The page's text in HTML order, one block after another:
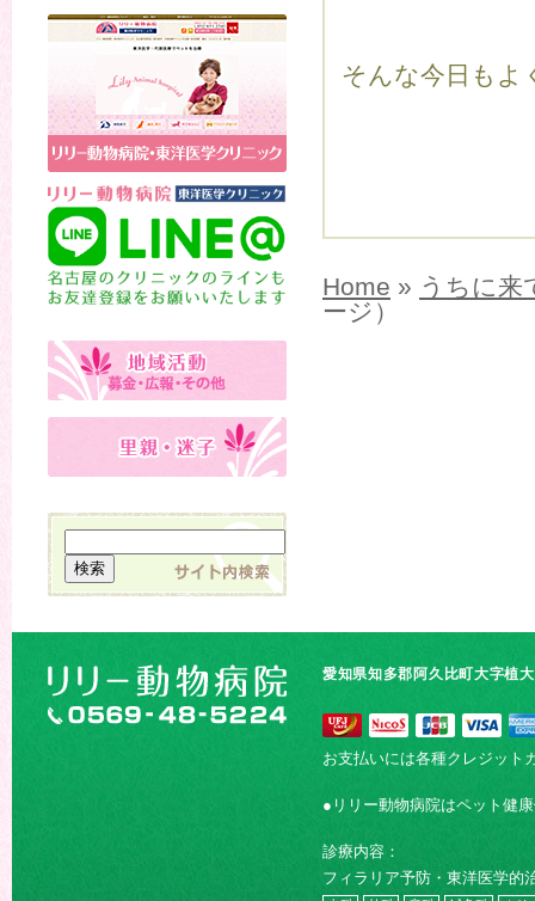
そんな今日もよ
Home » うちに来
ージ）
愛知県知多郡阿久比町大字植
お支払いには各種クレジット
●リリー動物病院はペット健
診療内容：
フィラリア予防・東洋医学的